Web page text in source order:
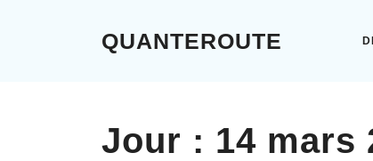
QUANTEROUTE
Jour : 14 mars